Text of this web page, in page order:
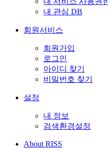
내 관심 DB
회원서비스
회원가입
로그인
아이디 찾기
비밀번호 찾기
설정
내 정보
검색환경설정
About RISS